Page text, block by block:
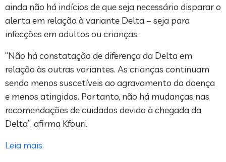
ainda não há indícios de que seja necessário disparar o
alerta em relação à variante Delta – seja para
infecções em adultos ou crianças.
“Não há constatação de diferença da Delta em
relação às outras variantes. As crianças continuam
sendo menos suscetíveis ao agravamento da doença
e menos atingidas. Portanto, não há mudanças nas
recomendações de cuidados devido à chegada da
Delta”, afirma Kfouri.
Leia mais.